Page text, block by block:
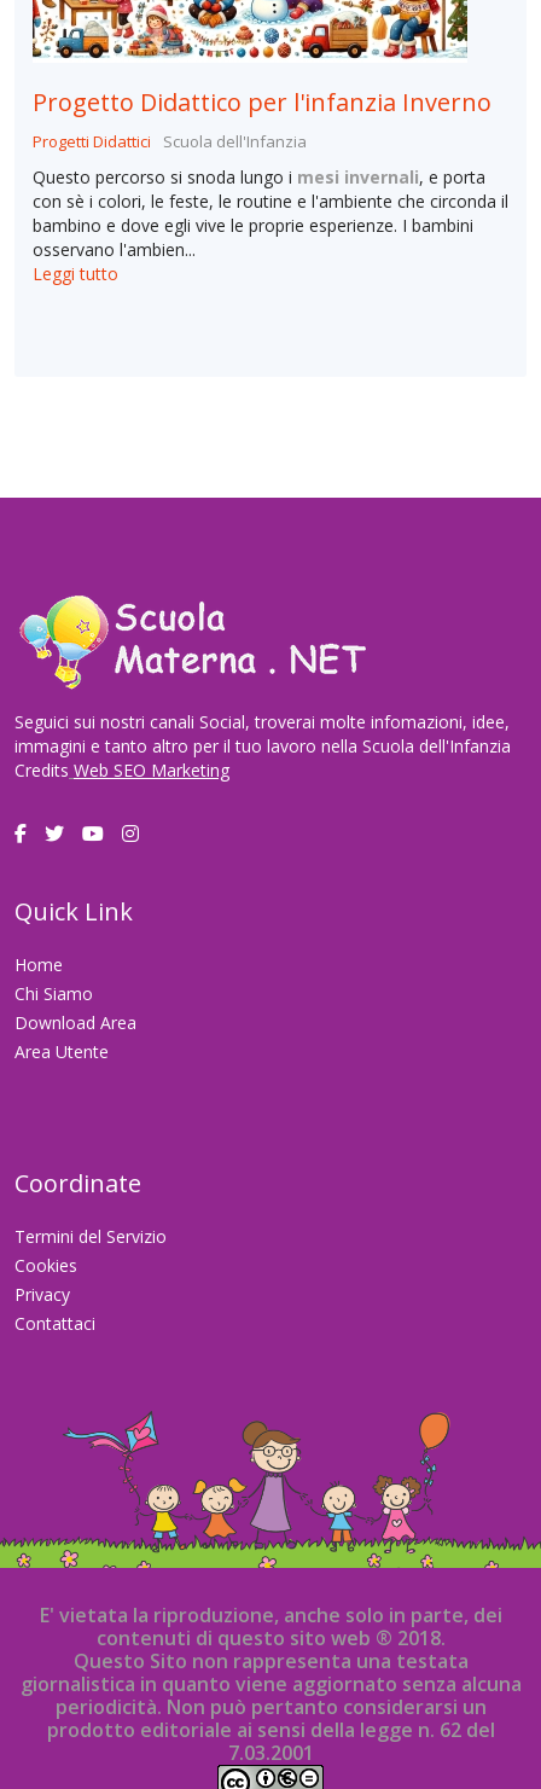
Progetto Didattico per l'infanzia Inverno
Progetti Didattici Scuola dell'Infanzia
Questo percorso si snoda lungo i mesi invernali, e porta
con sè i colori, le feste, le routine e l'ambiente che circonda il
bambino e dove egli vive le proprie esperienze. I bambini
osservano l'ambien...
Leggi tutto
Seguici sui nostri canali Social, troverai molte infomazioni, idee,
immagini e tanto altro per il tuo lavoro nella Scuola dell'Infanzia
Credits Web SEO Marketing
Quick Link
Home
Chi Siamo
Download Area
Area Utente
Coordinate
Termini del Servizio
Cookies
Privacy
Contattaci
E' vietata la riproduzione, anche solo in parte, dei
contenuti di questo sito web ® 2018.
Questo Sito non rappresenta una testata
giornalistica in quanto viene aggiornato senza alcuna
periodicità. Non può pertanto considerarsi un
prodotto editoriale ai sensi della legge n. 62 del
7.03.2001